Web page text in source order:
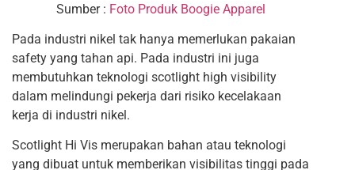
Sumber : Foto Produk Boogie Apparel
Pada industri nikel tak hanya memerlukan pakaian
safety yang tahan api. Pada industri ini juga
membutuhkan teknologi scotlight high visibility
dalam melindungi pekerja dari risiko kecelakaan
kerja di industri nikel.
Scotlight Hi Vis merupakan bahan atau teknologi
yang dibuat untuk memberikan visibilitas tinggi pada